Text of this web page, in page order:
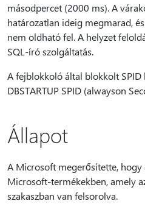
másodpercet (2000 ms). A
határozatlan ideig megmarad,
nem oldható fel. A helyzet
SQL-író szolgáltatás.
A fejblokkoló által blokkolt
DBSTARTUP SPID (alwayson
Állapot
A Microsoft megerősítette,
Microsoft-termékekben, amely
szakaszban van felsorolva.